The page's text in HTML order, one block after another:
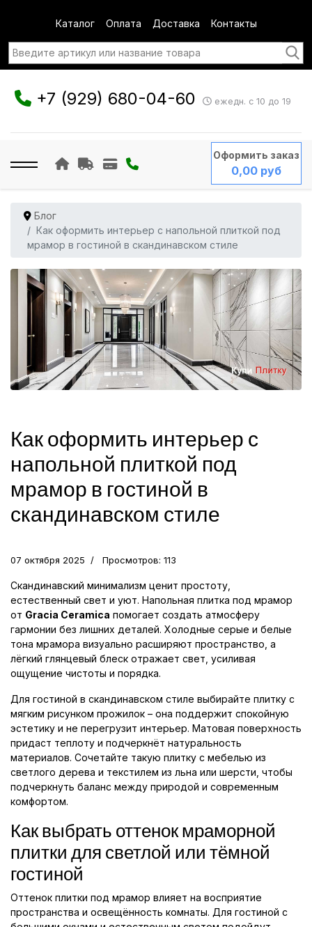
Каталог Оплата Доставка Контакты
+7 (929) 680-04-60 ежедн. с 10 до 19
Оформить заказ
0,00 руб
Блог
Как оформить интерьер с напольной плиткой под
мрамор в гостиной в скандинавском стиле
Как оформить интерьер с
напольной плиткой под
мрамор в гостиной в
скандинавском стиле
07 октября 2025 Просмотров: 113
Скандинавский минимализм ценит простоту,
естественный свет и уют. Напольная плитка под мрамор
от Gracia Ceramica помогает создать атмосферу
гармонии без лишних деталей. Холодные серые и белые
тона мрамора визуально расширяют пространство, а
лёгкий глянцевый блеск отражает свет, усиливая
ощущение чистоты и порядка.
Для гостиной в скандинавском стиле выбирайте плитку с
мягким рисунком прожилок – она поддержит спокойную
эстетику и не перегрузит интерьер. Матовая поверхность
придаст теплоту и подчеркнёт натуральность
материалов. Сочетайте такую плитку с мебелью из
светлого дерева и текстилем из льна или шерсти, чтобы
подчеркнуть баланс между природой и современным
комфортом.
Как выбрать оттенок мраморной
плитки для светлой или тёмной
гостиной
Оттенок плитки под мрамор влияет на восприятие
пространства и освещённость комнаты. Для гостиной с